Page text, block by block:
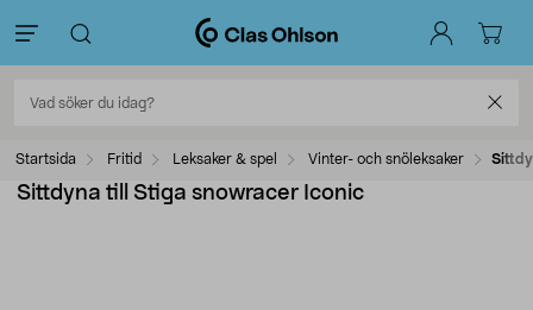
Startsida Fritid Leksaker & spel Vinter- och snöleksaker
Sittdyna till Stiga snowracer Iconic